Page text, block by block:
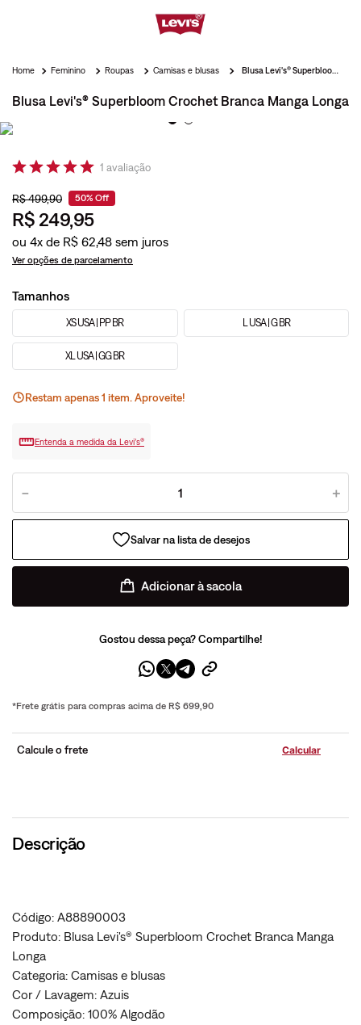
Feminino Roupas Camisas e blusas
Blusa Levi's® Superbloom Crochet Branca Manga Longa
1 avaliação
R$499,90 50% Off
R$ 249,95
ou 4x de R$ 62,48
Ver opções de parcelamento
Tamanhos
XS USA | PP BR L USA | G BR
XL USA | GG BR
Restam apenas1 item. Aproveite!
Entenda a medida da Levi’s®
＋
－
Adicionar à sacola
Gostou dessa peça? Compartilhe!
*Frete grátis para compras acima de R$ 699,90
Calcule o frete
Descrição
Código: A88890003
Produto: Blusa Levi's® Superbloom Crochet Branca Manga
Longa
Categoria: Camisas e blusas
Cor / Lavagem: Azuis
Composição: 100% Algodão